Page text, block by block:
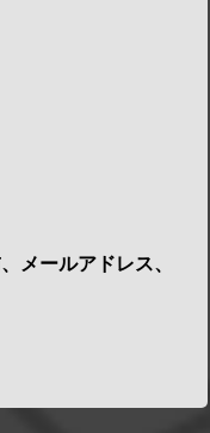
メールアドレス、